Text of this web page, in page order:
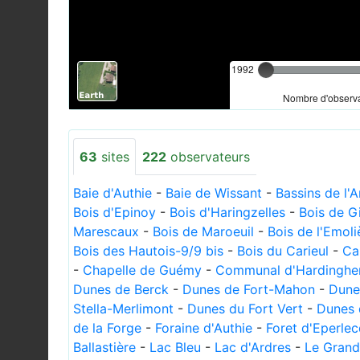
1992
Nombre
63 sites 222 observateurs
Baie d'Authie - Baie de Wissant - Bassins de
Bois d'Epinoy - Bois d'Haringzelles - Bois de
Marescaux - Bois de Maroeuil - Bois de
Bois des Hautois-9/9 bis - Bois du Carieul -
- Chapelle de Guémy - Communal
Dunes de Berck - Dunes de Fort-Mahon -
Stella-Merlimont - Dunes du Fort Vert -
de la Forge - Foraine d'Authie - Foret
Ballastière - Lac Bleu - Lac d'Ardres - Le